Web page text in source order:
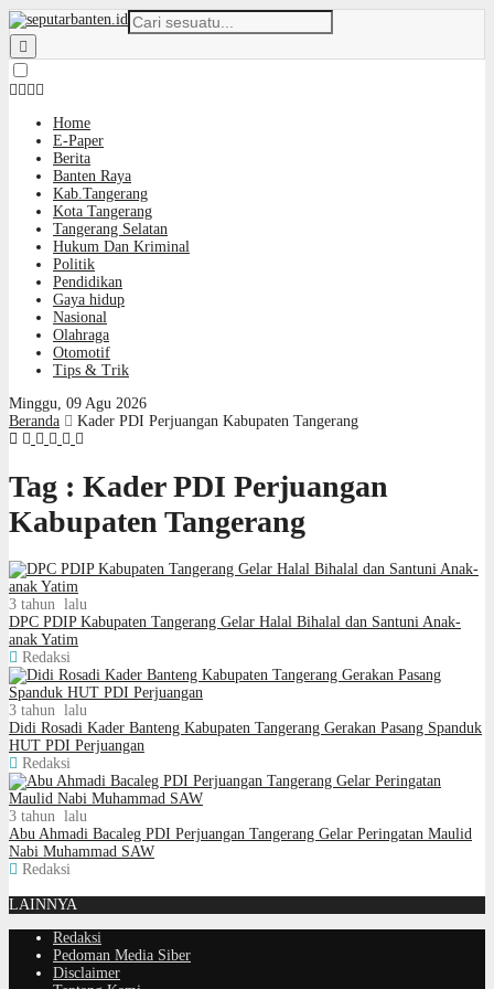
Home
E-Paper
Berita
Banten Raya
Kab.Tangerang
Kota Tangerang
Tangerang Selatan
Hukum Dan Kriminal
Politik
Pendidikan
Gaya hidup
Nasional
Olahraga
Otomotif
Tips & Trik
Minggu, 09 Agu 2026
Beranda
Kader PDI Perjuangan Kabupaten Tangerang
Tag : Kader PDI Perjuangan
Kabupaten Tangerang
3 tahun lalu
DPC PDIP Kabupaten Tangerang Gelar Halal Bihalal dan Santuni Anak-
anak Yatim
Redaksi
3 tahun lalu
Didi Rosadi Kader Banteng Kabupaten Tangerang Gerakan Pasang Spanduk
HUT PDI Perjuangan
Redaksi
3 tahun lalu
Abu Ahmadi Bacaleg PDI Perjuangan Tangerang Gelar Peringatan Maulid
Nabi Muhammad SAW
Redaksi
LAINNYA
Redaksi
Pedoman Media Siber
Disclaimer